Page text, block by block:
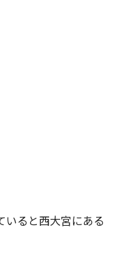
いると西大宮にある